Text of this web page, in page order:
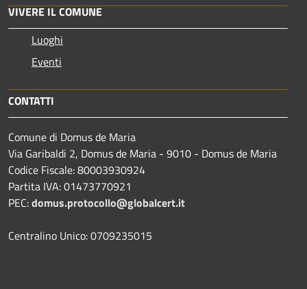
VIVERE IL COMUNE
Luoghi
Eventi
CONTATTI
Comune di Domus de Maria
Via Garibaldi 2, Domus de Maria - 9010 - Domus de Maria
Codice Fiscale: 80003930924
Partita IVA: 01473770921
PEC:domus.protocollo@globalcert.it
Centralino Unico: 0709235015